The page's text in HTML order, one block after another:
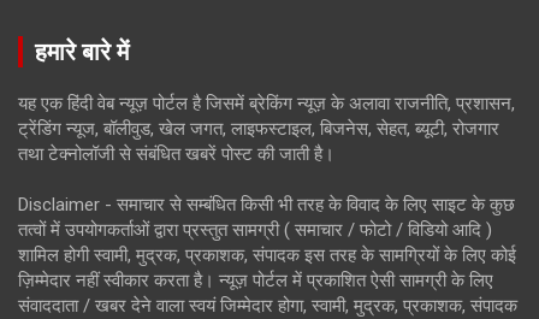
हमारे बारे में
यह एक हिंदी वेब न्यूज़ पोर्टल है जिसमें ब्रेकिंग न्यूज़ के अलावा राजनीति, प्रशासन,
ट्रेंडिंग न्यूज, बॉलीवुड, खेल जगत, लाइफस्टाइल, बिजनेस, सेहत, ब्यूटी, रोजगार
तथा टेक्नोलॉजी से संबंधित खबरें पोस्ट की जाती है।
Disclaimer - समाचार से सम्बंधित किसी भी तरह के विवाद के लिए साइट के कुछ
तत्वों में उपयोगकर्ताओं द्वारा प्रस्तुत सामग्री ( समाचार / फोटो / विडियो आदि )
शामिल होगी स्वामी, मुद्रक, प्रकाशक, संपादक इस तरह के सामग्रियों के लिए कोई
ज़िम्मेदार नहीं स्वीकार करता है। न्यूज़ पोर्टल में प्रकाशित ऐसी सामग्री के लिए
संवाददाता / खबर देने वाला स्वयं जिम्मेदार होगा, स्वामी, मुद्रक, प्रकाशक, संपादक